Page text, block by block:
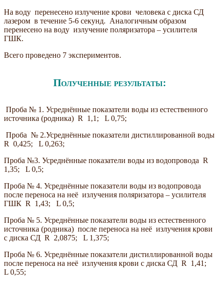
На воду перенесено излучение крови человека с диска СД
лазером в течение 5-6 секунд. Аналогичным образом
перенесено на воду излучение поляризатора – усилителя
ГШК.
Всего проведено 7 экспериментов.
Полученные результаты:
Проба № 1. Усреднённые показатели воды из естественного
источника (родника) R 1,1; L 0,75;
Проба № 2.Усреднённые показатели дистиллированной воды
R 0,425; L 0,263;
Проба №3. Усреднённые показатели воды из водопровода R
1,35; L 0,5;
Проба № 4. Усреднённые показатели воды из водопровода
после переноса на неё излучения поляризатора – усилителя
ГШК R 1,43; L 0,5;
Проба № 5. Усреднённые показатели воды из естественного
источника (родника) после переноса на неё излучения крови
с диска СД R 2,0875; L 1,375;
Проба № 6. Усреднённые показатели дистиллированной воды
после переноса на неё излучения крови с диска СД R 1,41;
L 0,55;